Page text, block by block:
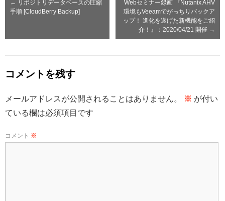
← リポジトリデータベースの圧縮
手順 [CloudBerry Backup]
Webセミナー録画 『Nutanix AHV
環境もVeeamでがっちりバックア
ップ！ 進化を遂げた新機能をご紹
介！』：2020/04/21 開催 →
コメントを残す
メールアドレスが公開されることはありません。 ※ が付い
ている欄は必須項目です
コメント ※